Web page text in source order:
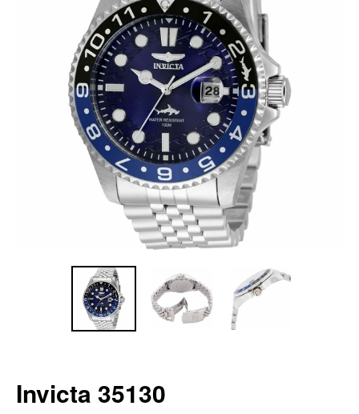
Invicta 35130